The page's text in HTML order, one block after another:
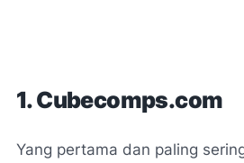
1. Cubecomps.com
Yang pertama dan paling